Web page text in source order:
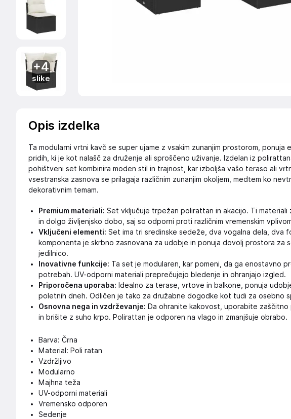
+4
slike
Opis izdelka
Ta modularni vrtni kavč se super ujame z vsakim zunanjim prostorom, ponuja
pridih, ki je kot nalašč za druženje ali sproščeno uživanje. Izdelan iz
pohištveni set kombinira moden stil in trajnost, kar izboljša vašo teraso ali
vsestranska zasnova se prilagaja različnim zunanjim okoljem, medtem ko
dekorativnim temam.
Premium materiali: Set vključuje trpežan polirattan in akacijo. Ti
in dolgo življenjsko dobo, saj so odporni proti različnim vremenskim
Vključeni elementi: Set ima tri sredinske sedeže, dva vogalna dela, dva
komponenta je skrbno zasnovana za udobje in ponuja dovolj prostora za
jedilnico.
Inovativne funkcije: Ta set je modularen, kar pomeni, da ga enostavno
potrebah. UV-odporni materiali preprečujejo bledenje in ohranjajo izgled.
Priporočena uporaba: Idealno za terase, vrtove in balkone, ponuja
poletnih dneh. Odličen je tako za družabne dogodke kot tudi za osebno
Osnovna nega in vzdrževanje: Da ohranite kakovost, uporabite zaščitno
in brišite z suho krpo. Polirattan je odporen na vlago in zmanjšuje obrabo.
Barva: Črna
Material: Poli ratan
Vzdržljivo
Modularno
Majhna teža
UV-odporni materiali
Vremensko odporen
Sedenje